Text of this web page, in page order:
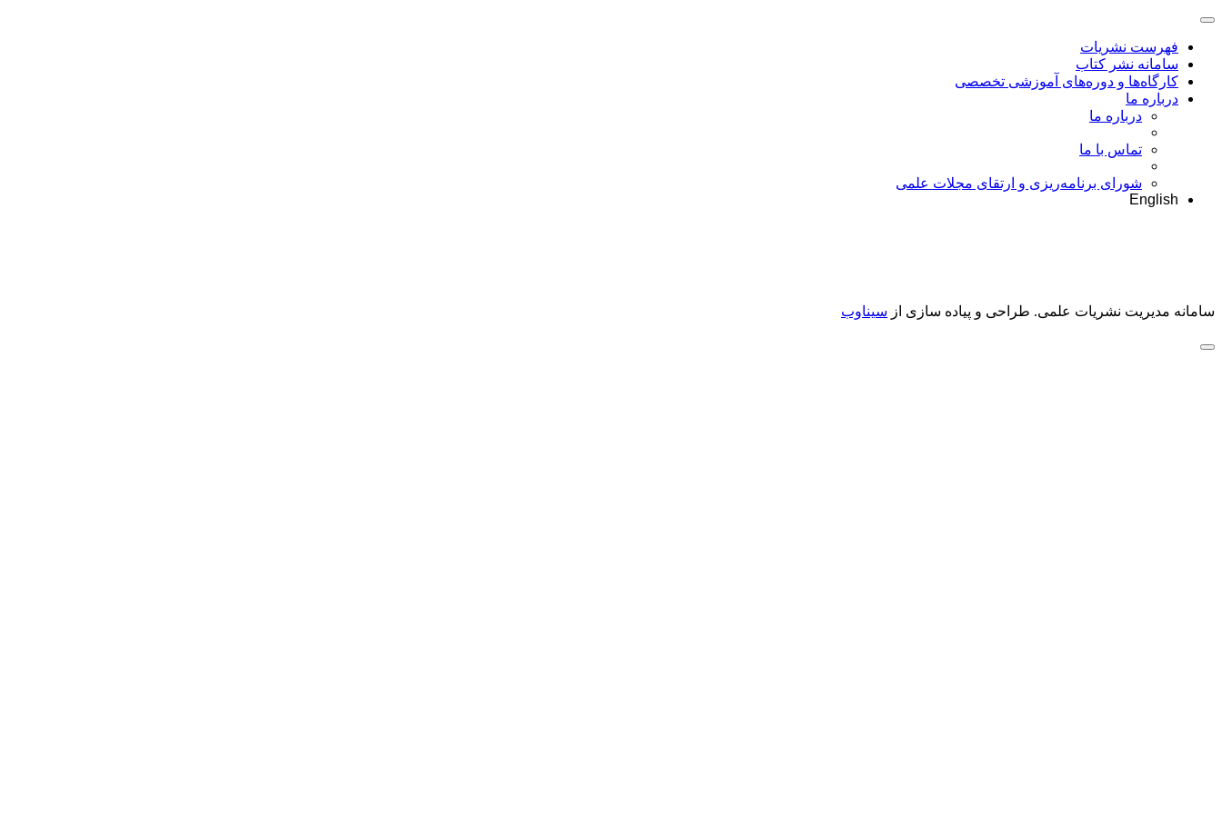
فهرست نشریات
سامانه نشر کتاب
کارگاه‌ها و دوره‌های آموزشی تخصصی
درباره ما
درباره ما
تماس با ما
شورای برنامه‌ریزی و ارتقای مجلات علمی
English
سامانه مدیریت نشریات علمی. طراحی و پیاده سازی از سیناوب